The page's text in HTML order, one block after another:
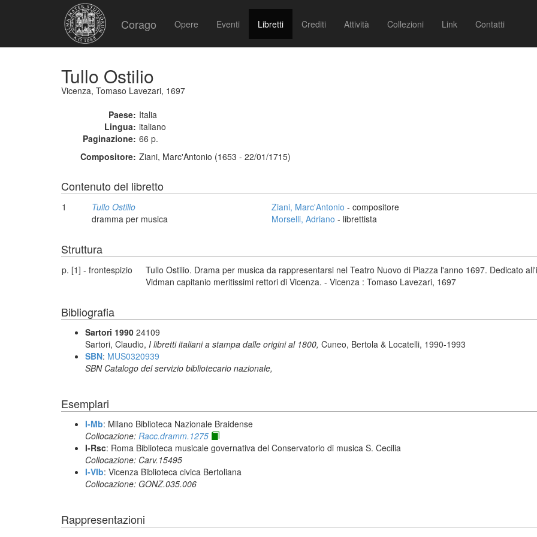
Corago Opere Eventi Libretti Crediti Attività Collezioni Link Contatti
Tullo Ostilio
Vicenza, Tomaso Lavezari, 1697
Paese: Italia
Lingua: italiano
Paginazione: 66 p.
Compositore: Ziani, Marc'Antonio (1653 - 22/01/1715)
Contenuto del libretto
1
Tullo Ostilio
dramma per musica
Ziani, Marc'Antonio - compositore
Morselli, Adriano - librettista
Struttura
p. [1] - frontespizio
Tullo Ostilio. Drama per musica da rappresentarsi nel Teatro Nuovo di Piazza l'anno 1697. Dedicato
Vidman capitanio meritissimi rettori di Vicenza. - Vicenza : Tomaso Lavezari, 1697
Bibliografia
Sartori 1990 24109
Sartori, Claudio, I libretti italiani a stampa dalle origini al 1800, Cuneo, Bertola & Locatelli, 1990-1993
SBN: MUS0320939
SBN Catalogo del servizio bibliotecario nazionale,
Esemplari
I-Mb: Milano Biblioteca Nazionale Braidense
Collocazione: Racc.dramm.1275
I-Rsc: Roma Biblioteca musicale governativa del Conservatorio di musica S. Cecilia
Collocazione: Carv.15495
I-VIb: Vicenza Biblioteca civica Bertoliana
Collocazione: GONZ.035.006
Rappresentazioni